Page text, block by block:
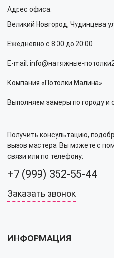
Адрес офиса:
Великий Новгород, Чудинцева
Ежедневно с 8:00 до 20:00
E-mail: info@натяжные-
Компания «Потолки Малина»
Выполняем замеры по городу и
Получить консультацию,
вызов мастера, Вы можете с
связи или по телефону:
+7 (999) 352-55-44
Заказать звонок
ИНФОРМАЦИЯ